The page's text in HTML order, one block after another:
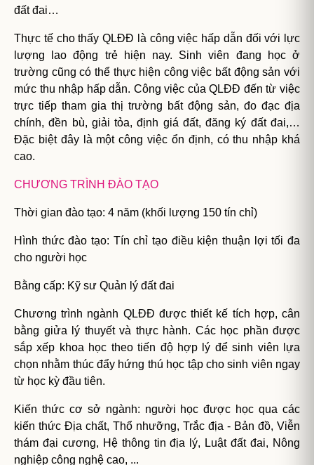
đất đai…
Thực tế cho thấy QLĐĐ là công việc hấp dẫn đối với lực
lượng lao động trẻ hiện nay. Sinh viên đang học ở
trường cũng có thể thực hiện công việc bất động sản với
mức thu nhập hấp dẫn. Công việc của QLĐĐ đến từ việc
trực tiếp tham gia thị trường bất động sản, đo đạc địa
chính, đền bù, giải tỏa, định giá đất, đăng ký đất đai,…
Đặc biệt đây là một công việc ổn định, có thu nhập khá
cao.
CHƯƠNG TRÌNH ĐÀO TẠO
Thời gian đào tạo: 4 năm (khối lượng 150 tín chỉ)
Hình thức đào tạo: Tín chỉ tạo điều kiện thuận lợi tối đa
cho người học
Bằng cấp: Kỹ sư Quản lý đất đai
Chương trình ngành QLĐĐ được thiết kế tích hợp, cân
bằng giửa lý thuyết và thực hành. Các học phần được
sắp xếp khoa học theo tiến độ hợp lý để sinh viên lựa
chọn nhằm thúc đẩy hứng thú học tập cho sinh viên ngay
từ học kỳ đầu tiên.
Kiến thức cơ sở ngành: người học được học qua các
kiến thức Địa chất, Thổ nhưỡng, Trắc địa - Bản đồ, Viễn
thám đại cương, Hệ thông tin địa lý, Luật đất đai, Nông
nghiệp công nghệ cao, ...